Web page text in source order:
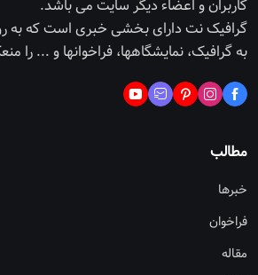
کاربران و اعضاء دیگر سایت می باشد.
گرافیک نت دارای بخشی خبری است که به
به گرافیک، نمایشگاهها، فراخوانها و ... را
مطالب
خبرها
فراخوان
مقاله